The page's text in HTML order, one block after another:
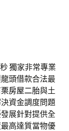
獨家非常專業
頭借款合法最
房屋二胎與土
資金調度問題
展針對提供全
高達質當物優